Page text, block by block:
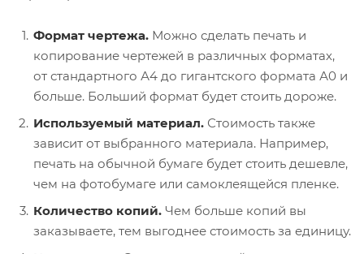
Формат чертежа. Можно сделать печать и
копирование чертежей в различных форматах,
от стандартного А4 до гигантского формата А0 и
больше. Больший формат будет стоить дороже.
Используемый материал. Стоимость также
зависит от выбранного материала. Например,
печать на обычной бумаге будет стоить дешевле,
чем на фотобумаге или самоклеящейся пленке.
Количество копий. Чем больше копий вы
заказываете, тем выгоднее стоимость за единицу.